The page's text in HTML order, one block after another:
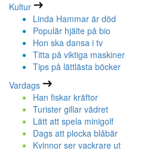
Kultur
Linda Hammar är död
Populär hjälte på bio
Hon ska dansa i tv
Titta på viktiga maskiner
Tips på lättlästa böcker
Vardags
Han fiskar kräftor
Turister gillar vädret
Lätt att spela minigolf
Dags att plocka blåbär
Kvinnor ser vackrare ut